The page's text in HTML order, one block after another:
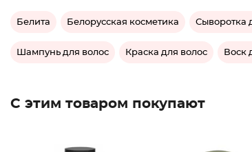
Белита Белорусская косметика Сыворотка
Шампунь для волос Краска для волос Воск
С этим товаром покупают